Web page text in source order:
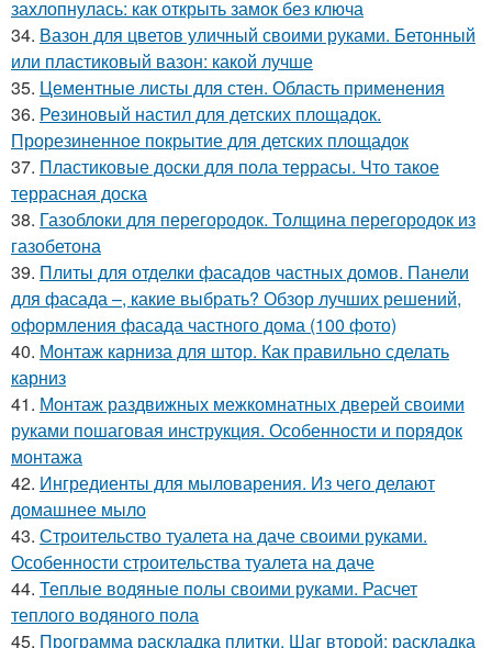
захлопнулась: как открыть замок без ключа
34. Вазон для цветов уличный своими руками. Бетонный
или пластиковый вазон: какой лучше
35. Цементные листы для стен. Область применения
36. Резиновый настил для детских площадок.
Прорезиненное покрытие для детских площадок
37. Пластиковые доски для пола террасы. Что такое
террасная доска
38. Газоблоки для перегородок. Толщина перегородок из
газобетона
39. Плиты для отделки фасадов частных домов. Панели
для фасада –, какие выбрать? Обзор лучших решений,
оформления фасада частного дома (100 фото)
40. Монтаж карниза для штор. Как правильно сделать
карниз
41. Монтаж раздвижных межкомнатных дверей своими
руками пошаговая инструкция. Особенности и порядок
монтажа
42. Ингредиенты для мыловарения. Из чего делают
домашнее мыло
43. Строительство туалета на даче своими руками.
Особенности строительства туалета на даче
44. Теплые водяные полы своими руками. Расчет
теплого водяного пола
45. Программа раскладка плитки. Шаг второй: раскладка